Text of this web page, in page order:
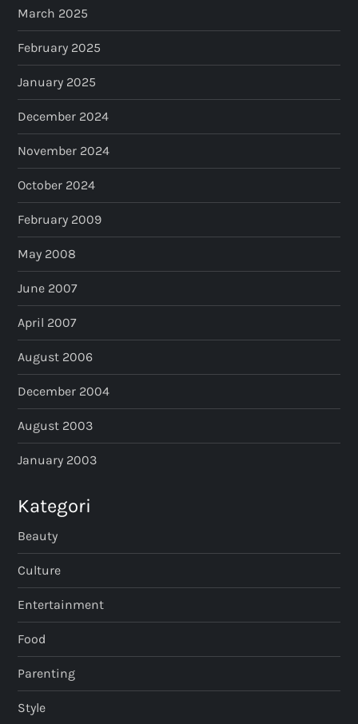
March 2025
February 2025
January 2025
December 2024
November 2024
October 2024
February 2009
May 2008
June 2007
April 2007
August 2006
December 2004
August 2003
January 2003
Kategori
Beauty
Culture
Entertainment
Food
Parenting
Style